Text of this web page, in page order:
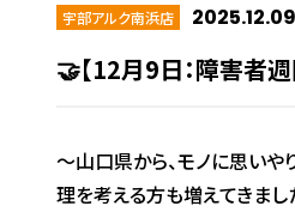
宇部アルク南浜店 2025.12.09
🤝【12月9日：障害者
〜山口県から、モノに思いや
理を考える方も増えてきま